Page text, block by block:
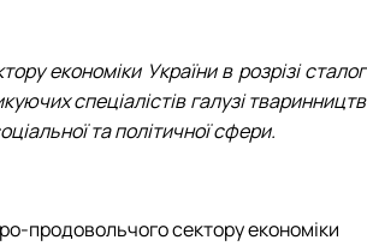
економіки України в розрізі
спеціалістів галузі
та політичної сфери.
продовольчого сектору економіки